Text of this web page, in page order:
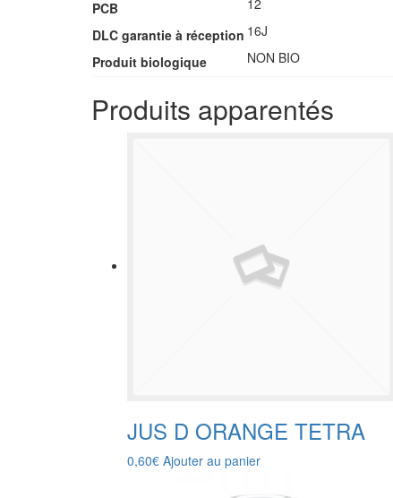
PCB
12
DLC garantie à réception 16J
Produit biologique
NON BIO
Produits apparentés
JUS D ORANGE TETRA
0,60€ Ajouter au panier